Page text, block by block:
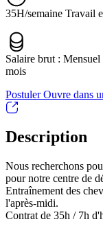
35H/semaine Travail
Salaire brut :
mois
PostulerOuvre dans
Description
Nous recherchons
pour notre centre de
Entraînement des
l'après-midi.
Contrat de 35h / 7h